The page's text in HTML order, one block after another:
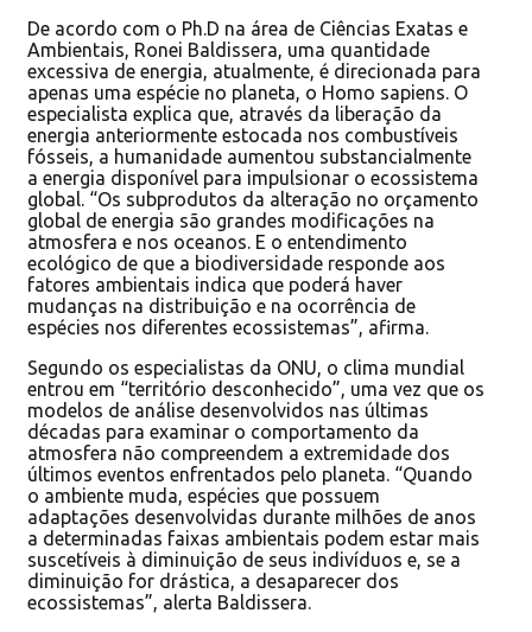
De acordo com o Ph.D na área de Ciências Exatas e
Ambientais, Ronei Baldissera, uma quantidade
excessiva de energia, atualmente, é direcionada para
apenas uma espécie no planeta, o Homo sapiens. O
especialista explica que, através da liberação da
energia anteriormente estocada nos combustíveis
fósseis, a humanidade aumentou substancialmente
a energia disponível para impulsionar o ecossistema
global. “Os subprodutos da alteração no orçamento
global de energia são grandes modificações na
atmosfera e nos oceanos. E o entendimento
ecológico de que a biodiversidade responde aos
fatores ambientais indica que poderá haver
mudanças na distribuição e na ocorrência de
espécies nos diferentes ecossistemas”, afirma.
Segundo os especialistas da ONU, o clima mundial
entrou em “território desconhecido”, uma vez que os
modelos de análise desenvolvidos nas últimas
décadas para examinar o comportamento da
atmosfera não compreendem a extremidade dos
últimos eventos enfrentados pelo planeta. “Quando
o ambiente muda, espécies que possuem
adaptações desenvolvidas durante milhões de anos
a determinadas faixas ambientais podem estar mais
suscetíveis à diminuição de seus indivíduos e, se a
diminuição for drástica, a desaparecer dos
ecossistemas”, alerta Baldissera.